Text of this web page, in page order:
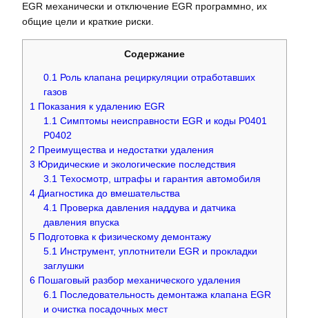
EGR механически и отключение EGR программно, их
общие цели и краткие риски.
Содержание
0.1 Роль клапана рециркуляции отработавших
газов
1 Показания к удалению EGR
1.1 Симптомы неисправности EGR и коды P0401
P0402
2 Преимущества и недостатки удаления
3 Юридические и экологические последствия
3.1 Техосмотр, штрафы и гарантия автомобиля
4 Диагностика до вмешательства
4.1 Проверка давления наддува и датчика
давления впуска
5 Подготовка к физическому демонтажу
5.1 Инструмент, уплотнители EGR и прокладки
заглушки
6 Пошаговый разбор механического удаления
6.1 Последовательность демонтажа клапана EGR
и очистка посадочных мест